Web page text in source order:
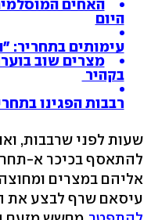
האחים
היום
עימותים בתחריר:
מצרים שוב
בקהיר
רבבות הפגינו
שעות לפני שרבבות,
להתאסף בכיכר א-
אליהם במצרים
עיסאם שרף לבצע את